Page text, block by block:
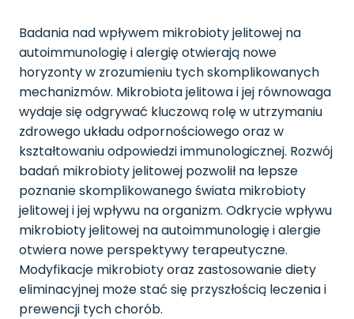
Badania nad wpływem mikrobioty jelitowej na
autoimmunologię i alergię otwierają nowe
horyzonty w zrozumieniu tych skomplikowanych
mechanizmów. Mikrobiota jelitowa i jej równowaga
wydaje się odgrywać kluczową rolę w utrzymaniu
zdrowego układu odpornościowego oraz w
kształtowaniu odpowiedzi immunologicznej. Rozwój
badań mikrobioty jelitowej pozwolił na lepsze
poznanie skomplikowanego świata mikrobioty
jelitowej i jej wpływu na organizm. Odkrycie wpływu
mikrobioty jelitowej na autoimmunologię i alergie
otwiera nowe perspektywy terapeutyczne.
Modyfikacje mikrobioty oraz zastosowanie diety
eliminacyjnej może stać się przyszłością leczenia i
prewencji tych chorób.